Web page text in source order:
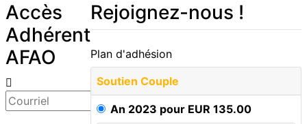
Accès
Adhérent
AFAO
Rejoignez-nous !
Plan d'adhésion
Soutien Couple
An 2023 pour EUR 135.00